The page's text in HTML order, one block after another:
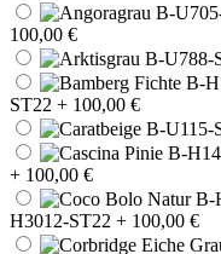
100,00 €
ST22 + 100,00 €
+ 100,00 €
H3012-ST22 + 100,00 €